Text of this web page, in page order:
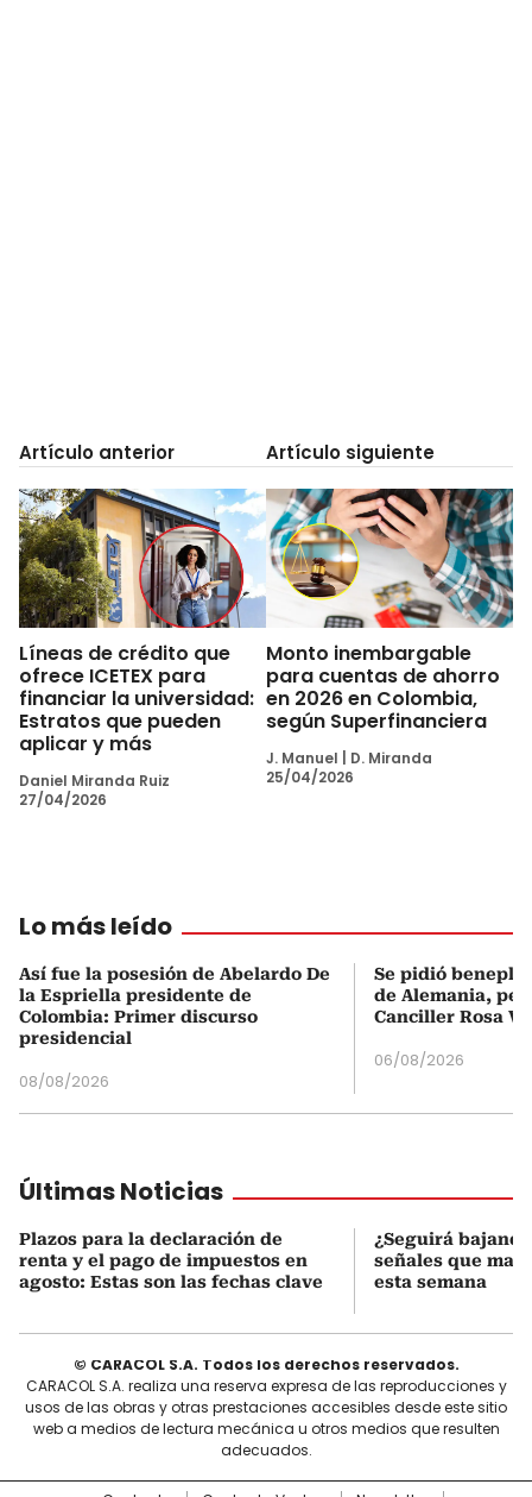
Artículo anterior
Líneas de crédito que
ofrece ICETEX para
financiar la universidad:
Estratos que pueden
aplicar y más
Daniel Miranda Ruiz
27/04/2026
Artículo siguiente
Monto inembargable
para cuentas de ahorro
en 2026 en Colombia,
según Superfinanciera
J. Manuel
D. Miranda
25/04/2026
Lo más leído
Así fue la posesión de Abelardo De
la Espriella presidente de
Colombia: Primer discurso
presidencial
08/08/2026
Se pidió
de Alemania,
Canciller Rosa
06/08/2026
Últimas Noticias
Plazos para la declaración de
renta y el pago de impuestos en
agosto: Estas son las fechas clave
¿Seguirá
señales que
esta semana
© CARACOL S.A. Todos los derechos reservados.
CARACOL S.A. realiza una reserva expresa de las reproducciones y
usos de las obras y otras prestaciones accesibles desde este sitio
web a medios de lectura mecánica u otros medios que resulten
adecuados.